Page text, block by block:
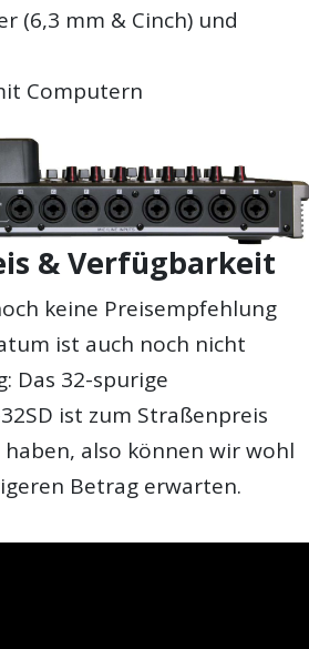
(6,3 mm & Cinch) und
Computern
& Verfügbarkeit
keine Preisempfehlung
ist auch noch nicht
Das 32-spurige
ist zum Straßenpreis
haben, also können wir wohl
Betrag erwarten.